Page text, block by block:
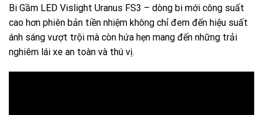
Bi Gầm LED Vislight Uranus FS3 – dòng bi mới công suất
cao hơn phiên bản tiền nhiệm không chỉ đem đến hiệu suất
ánh sáng vượt trội mà còn hứa hẹn mang đến những trải
nghiêm lái xe an toàn và thú vị.